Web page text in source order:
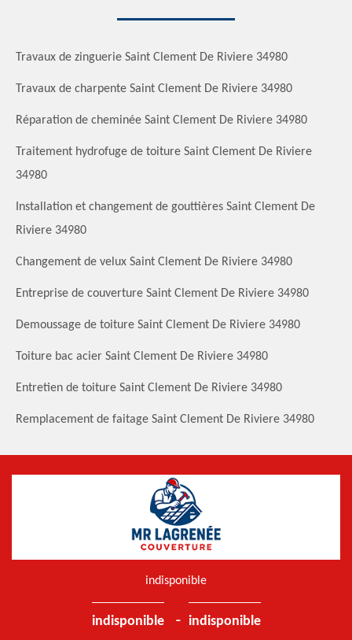
Travaux de zinguerie Saint Clement De Riviere 34980
Travaux de charpente Saint Clement De Riviere 34980
Réparation de cheminée Saint Clement De Riviere 34980
Traitement hydrofuge de toiture Saint Clement De Riviere
34980
Installation et changement de gouttières Saint Clement De
Riviere 34980
Changement de velux Saint Clement De Riviere 34980
Entreprise de couverture Saint Clement De Riviere 34980
Demoussage de toiture Saint Clement De Riviere 34980
Toiture bac acier Saint Clement De Riviere 34980
Entretien de toiture Saint Clement De Riviere 34980
Remplacement de faitage Saint Clement De Riviere 34980
indisponible
indisponible - indisponible